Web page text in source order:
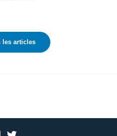
les articles